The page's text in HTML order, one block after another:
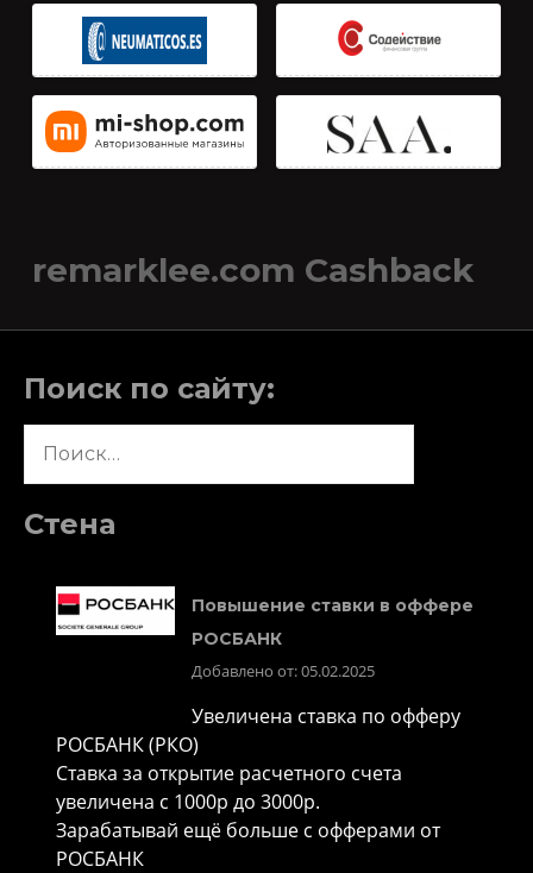
remarklee.com Cashback
Поиск по сайту:
Стена
Повышение ставки в оффере
РОСБАНК
Добавлено от: 05.02.2025
Увеличена ставка по офферу
РОСБАНК (РКО)
Ставка за открытие расчетного счета
увеличена с 1000р до 3000р.
Зарабатывай ещё больше с офферами от
РОСБАНК